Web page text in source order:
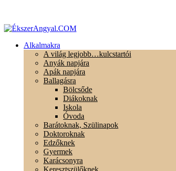
Alkalmakra
A világ legjobb…kulcstartói
Anyák napjára
Apák napjára
Ballagásra
Bölcsőde
Diákoknak
Iskola
Óvoda
Barátoknak, Szülinapok
Doktoroknak
Edzőknek
Gyermek
Karácsonyra
Keresztszülőknek